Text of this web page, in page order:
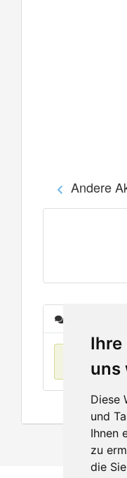
Ihre
uns
Diese
und
Ihnen
zu
die
Andere
Keine